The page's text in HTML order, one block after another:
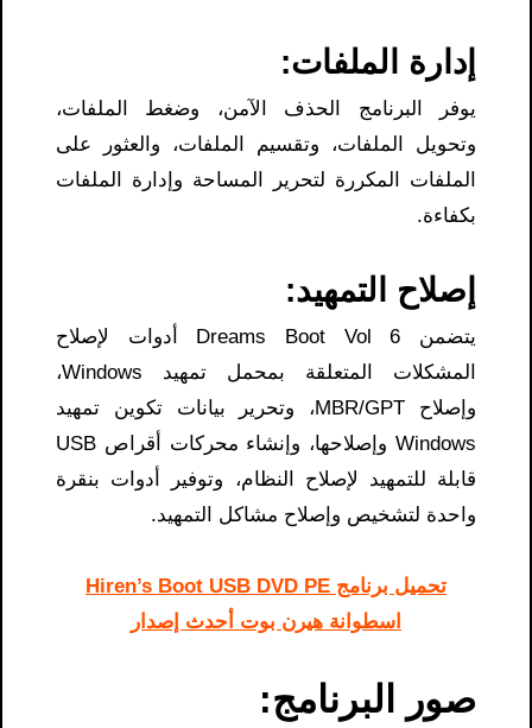
إدارة الملفات:
يوفر البرنامج الحذف الآمن، وضغط الملفات،
وتحويل الملفات، وتقسيم الملفات، والعثور على
الملفات المكررة لتحرير المساحة وإدارة الملفات
بكفاءة.
إصلاح التمهيد:
يتضمن Dreams Boot Vol 6 أدوات لإصلاح
المشكلات المتعلقة بمحمل تمهيد Windows،
وإصلاح MBR/GPT، وتحرير بيانات تكوين تمهيد
Windows وإصلاحها، وإنشاء محركات أقراص USB
قابلة للتمهيد لإصلاح النظام، وتوفير أدوات بنقرة
واحدة لتشخيص وإصلاح مشاكل التمهيد.
تحميل برنامج Hiren’s Boot USB DVD PE
اسطوانة هيرن بوت أحدث إصدار
صور البرنامج: